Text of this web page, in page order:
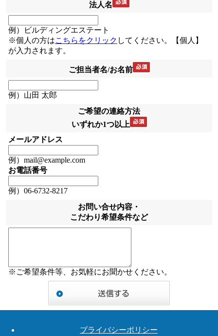
法人名
例）ビルディングエステート
※個人の方はこちらをクリック してください。【個人】
が入力されます。
ご担当者名/お名前
例）山田 太郎
ご希望の連絡方法
いずれか1つ以上
メールアドレス
例）mail@example.com
お電話番号
例）06-6732-8217
お問い合せ内容・
こだわり希望条件など
※ご希望条件等、お気軽にお聞かせください。
プライバシーポリシー